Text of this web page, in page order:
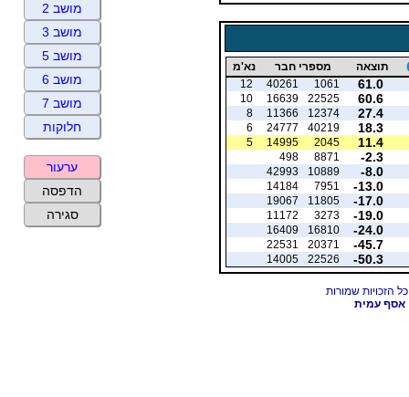
תוצאה מספרי חבר נא'מ
61.0
1061
40261
12
60.6
22525
16639
10
27.4
12374
11366
8
18.3
40219
24777
6
11.4
2045
14995
5
-2.3
8871
498
-8.0
10889
42993
-13.0
7951
14184
-17.0
11805
19067
-19.0
3273
11172
-24.0
16810
16409
-45.7
20371
22531
-50.3
22526
14005
אסף עמית
מושב 2
מושב 3
מושב 5
מושב 6
מושב 7
חלוקות
ערעור
הדפסה
סגירה